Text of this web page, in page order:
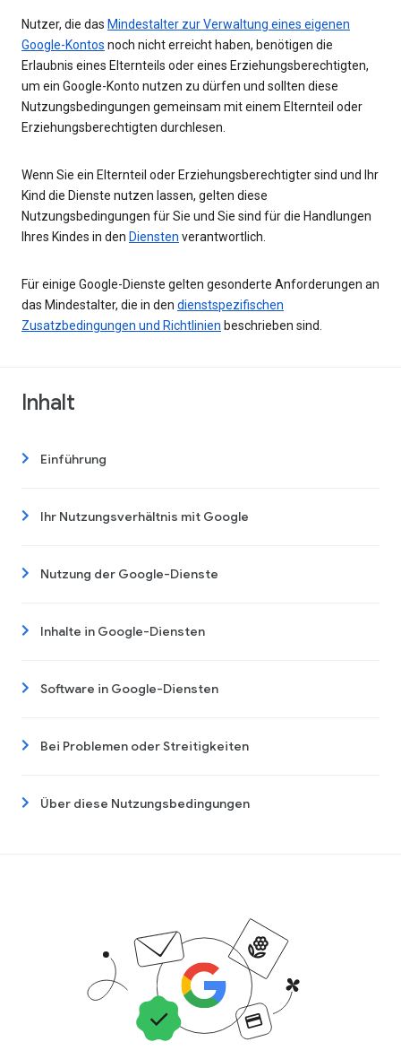
Nutzer, die das Mindestalter zur Verwaltung eines eigenen
Google-Kontos noch nicht erreicht haben, benötigen die
Erlaubnis eines Elternteils oder eines Erziehungsberechtigten,
um ein Google-Konto nutzen zu dürfen und sollten diese
Nutzungsbedingungen gemeinsam mit einem Elternteil oder
Erziehungsberechtigten durchlesen.
Wenn Sie ein Elternteil oder Erziehungsberechtigter sind und Ihr
Kind die Dienste nutzen lassen, gelten diese
Nutzungsbedingungen für Sie und Sie sind für die Handlungen
Ihres Kindes in den Diensten verantwortlich.
Für einige Google-Dienste gelten gesonderte Anforderungen an
das Mindestalter, die in den dienstspezifischen
Zusatzbedingungen und Richtlinien beschrieben sind.
Inhalt
Einführung
Ihr Nutzungsverhältnis mit Google
Nutzung der Google-Dienste
Inhalte in Google-Diensten
Software in Google-Diensten
Bei Problemen oder Streitigkeiten
Über diese Nutzungsbedingungen